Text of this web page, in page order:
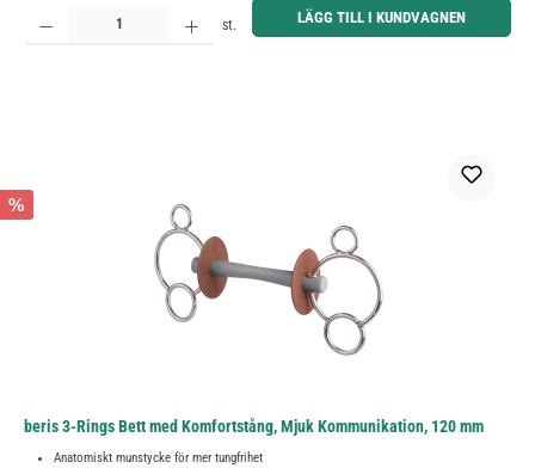
Produktkvantitet: Ange önskat belopp eller använd knapparna för att öka eller minska kvantiteten.
st. LÄGG TILL I KUNDVAGNEN
%
beris 3-Rings Bett med Komfortstång, Mjuk Kommunikation, 120 mm
Anatomiskt munstycke för mer tungfrihet